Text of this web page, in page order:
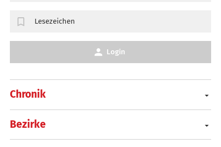
Chronik
Bezirke
Lesezeichen
Login